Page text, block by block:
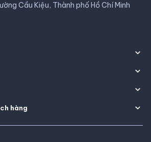
Cầu Kiệu, Thành phố Hồ Chí Minh
hàng